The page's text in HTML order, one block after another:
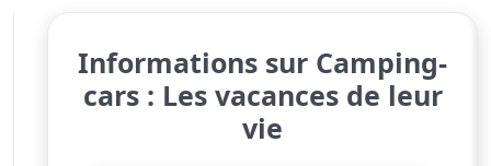
Informations sur Camping-
cars : Les vacances de leur
vie